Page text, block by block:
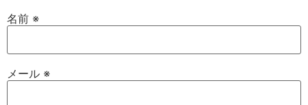
名前 ※
メール ※